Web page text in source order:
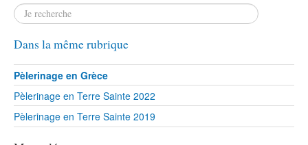
Dans la même rubrique
Pèlerinage en Grèce
Pèlerinage en Terre Sainte 2022
Pèlerinage en Terre Sainte 2019